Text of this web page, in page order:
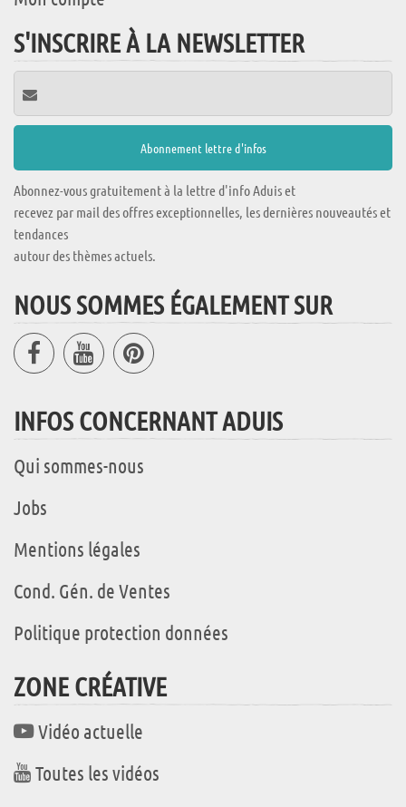
S'INSCRIRE À LA NEWSLETTER
Abonnez-vous gratuitement à la lettre d'info Aduis et
recevez par mail des offres exceptionnelles, les dernières nouveautés et
tendances
autour des thèmes actuels.
NOUS SOMMES ÉGALEMENT SUR
INFOS CONCERNANT ADUIS
Qui sommes-nous
Jobs
Mentions légales
Cond. Gén. de Ventes
Politique protection données
ZONE CRÉATIVE
Vidéo actuelle
Toutes les vidéos